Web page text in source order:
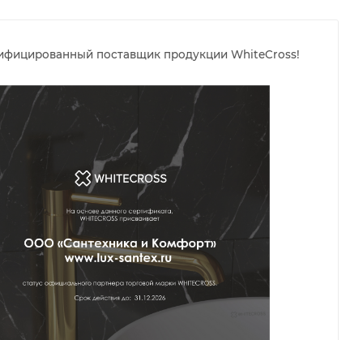
поставщик продукции WhiteCross!